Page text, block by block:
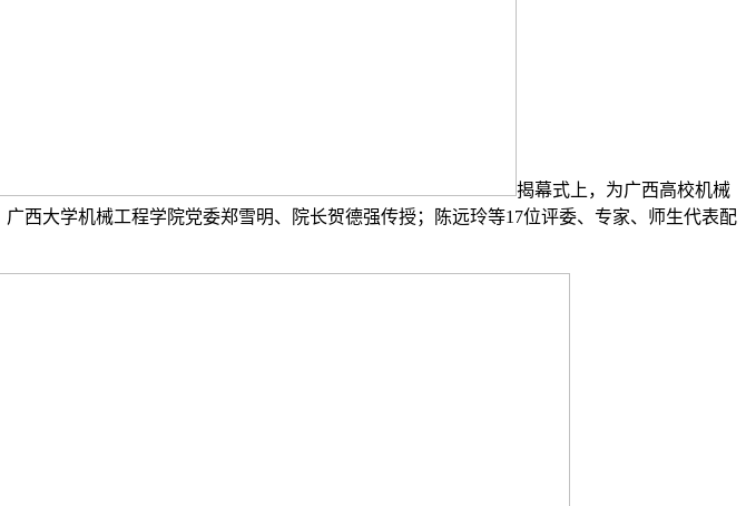
揭幕式上，为广西高校机械
西大学机械工程学院党委郑雪明、院长贺德强传授；陈远玲等17位评委、专家、师生代表配